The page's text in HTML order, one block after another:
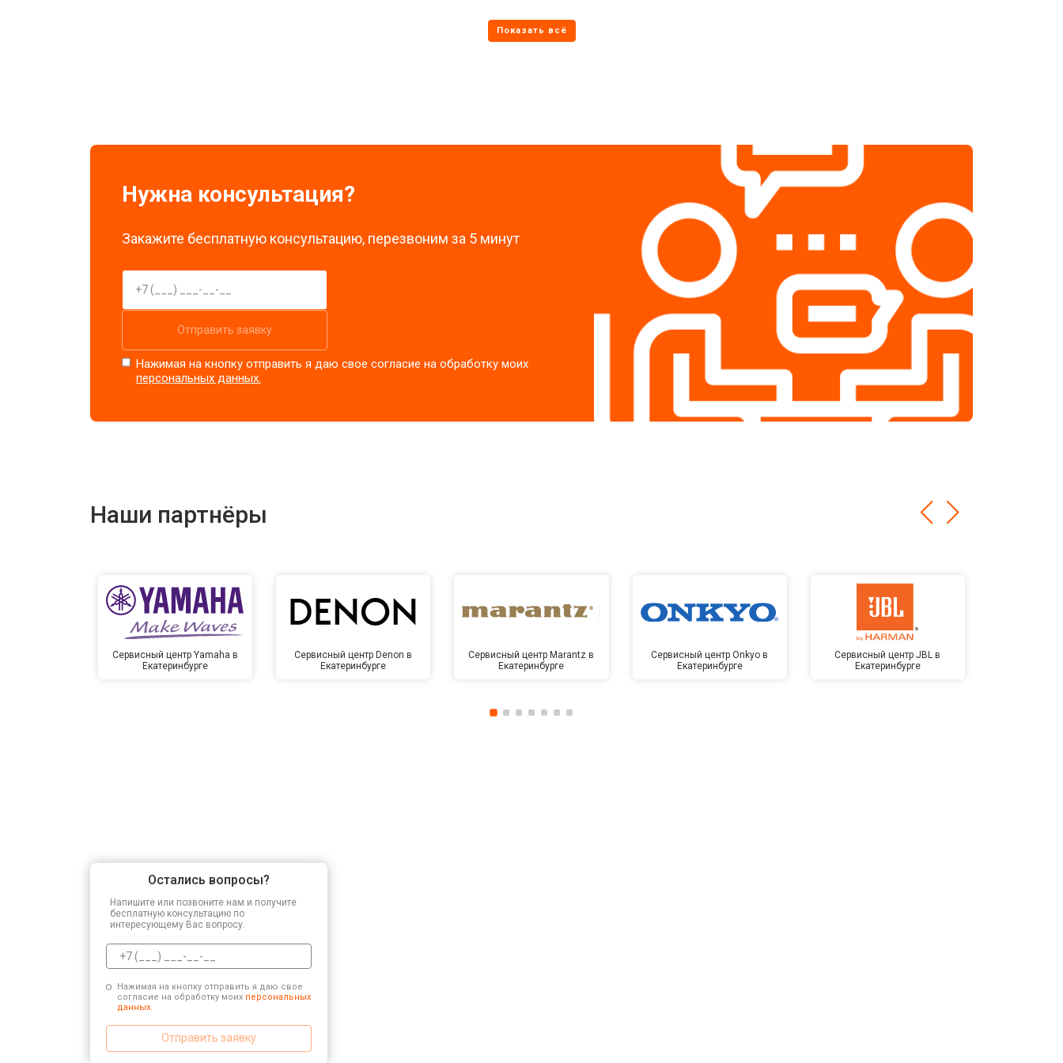
от 70 мин
Нужна консультация?
Закажите бесплатную консультацию, перезвоним за 5 минут
Отправить заявку
Нажимая на кнопку отправить я даю свое согласие на обработку моих
персональных данных.
Наши партнёры
Сервисный центр Yamaha в
Екатеринбурге
Сервисный центр Denon в
Екатеринбурге
Сервисный центр Marantz в
Екатеринбурге
Сервисный центр Onkyo в
Екатеринбурге
Сервисный центр JBL в
Екатеринбурге
Остались вопросы?
Напишите или позвоните нам и получите
бесплатную консультацию по
интересующему Вас вопросу.
Нажимая на кнопку отправить я даю свое
согласие на обработку моих персональных
данных.
Отправить заявку